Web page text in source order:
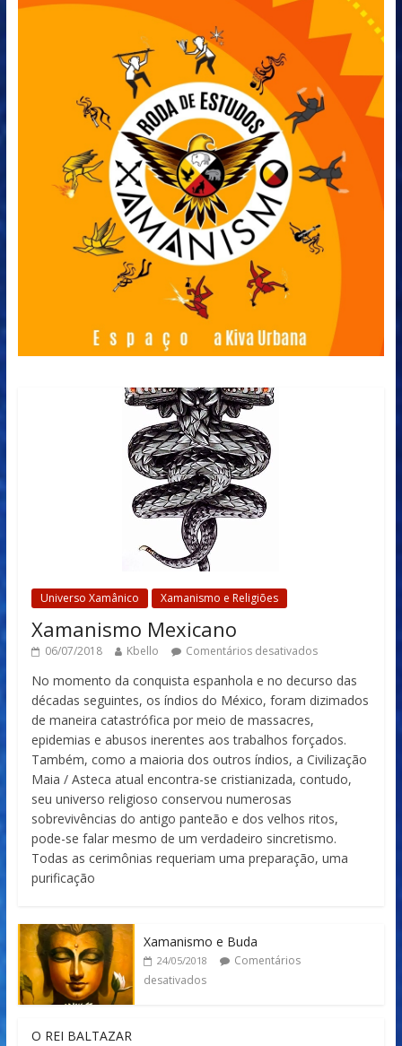
Universo Xamânico Xamanismo e Religiões
Xamanismo Mexicano
06/07/2018 Kbello Comentários desativados
No momento da conquista espanhola e no decurso das
décadas seguintes, os índios do México, foram dizimados
de maneira catastrófica por meio de massacres,
epidemias e abusos inerentes aos trabalhos forçados.
Também, como a maioria dos outros índios, a Civilização
Maia / Asteca atual encontra-se cristianizada, contudo,
seu universo religioso conservou numerosas
sobrevivências do antigo panteão e dos velhos ritos,
pode-se falar mesmo de um verdadeiro sincretismo.
Todas as cerimônias requeriam uma preparação, uma
purificação
Xamanismo e Buda
24/05/2018
Comentários
desativados
O REI BALTAZAR